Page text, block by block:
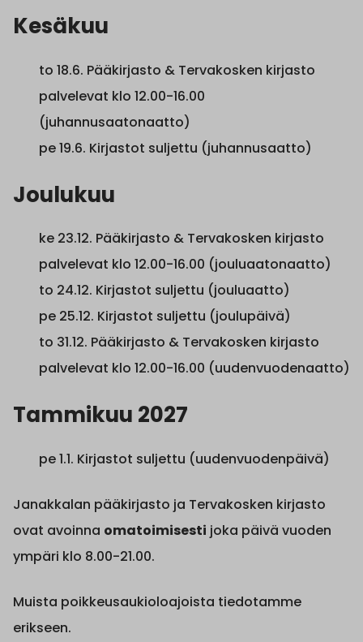
Kesäkuu
to 18.6. Pääkirjasto & Tervakosken kirjasto
palvelevat klo 12.00-16.00
(juhannusaatonaatto)
pe 19.6. Kirjastot suljettu (juhannusaatto)
Joulukuu
ke 23.12. Pääkirjasto & Tervakosken kirjasto
palvelevat klo 12.00-16.00 (jouluaatonaatto)
to 24.12. Kirjastot suljettu (jouluaatto)
pe 25.12. Kirjastot suljettu (joulupäivä)
to 31.12. Pääkirjasto & Tervakosken kirjasto
palvelevat klo 12.00-16.00 (uudenvuodenaatto)
Tammikuu 2027
pe 1.1. Kirjastot suljettu (uudenvuodenpäivä)
Janakkalan pääkirjasto ja Tervakosken kirjasto
ovat avoinna omatoimisesti joka päivä vuoden
ympäri klo 8.00-21.00.
Muista poikkeusaukioloajoista tiedotamme
erikseen.